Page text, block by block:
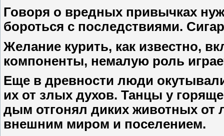
Говоря о вредных привычках
бороться с последствиями.
Желание курить, как известно,
компоненты, немалую роль
Еще в древности люди
их от злых духов. Танцы у
дым отгонял диких животных
внешним миром и поселением.